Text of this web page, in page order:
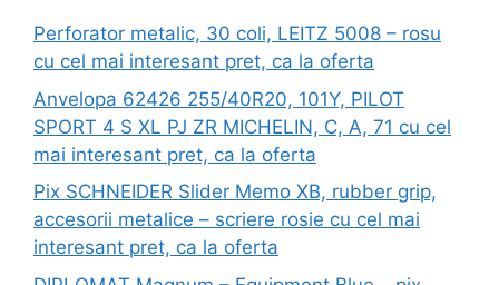
Perforator metalic, 30 coli, LEITZ 5008 – rosu
cu cel mai interesant pret, ca la oferta
Anvelopa 62426 255/40R20, 101Y, PILOT
SPORT 4 S XL PJ ZR MICHELIN, C, A, 71 cu cel
mai interesant pret, ca la oferta
Pix SCHNEIDER Slider Memo XB, rubber grip,
accesorii metalice – scriere rosie cu cel mai
interesant pret, ca la oferta